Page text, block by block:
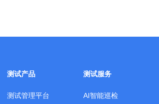
测试产品
测试管理平台
测试服务
AI智能巡检